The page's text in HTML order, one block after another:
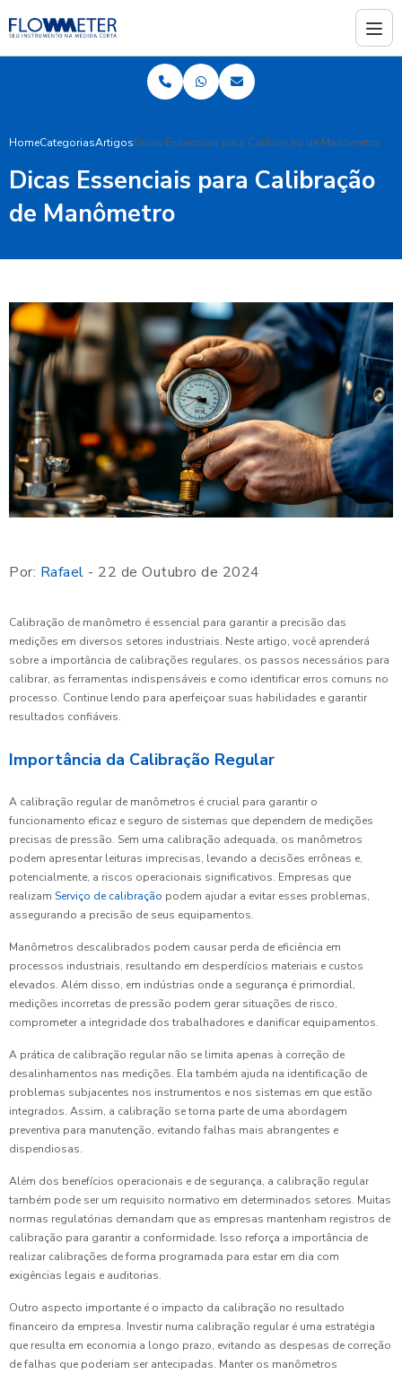
HomeCategoriasArtigosDicas Essenciais para Calibração de Manômetro
Dicas Essenciais para Calibração
de Manômetro
Por: Rafael - 22 de Outubro de 2024
Calibração de manômetro é essencial para garantir a precisão das
medições em diversos setores industriais. Neste artigo, você aprenderá
sobre a importância de calibrações regulares, os passos necessários para
calibrar, as ferramentas indispensáveis e como identificar erros comuns no
processo. Continue lendo para aperfeiçoar suas habilidades e garantir
resultados confiáveis.
Importância da Calibração Regular
A calibração regular de manômetros é crucial para garantir o
funcionamento eficaz e seguro de sistemas que dependem de medições
precisas de pressão. Sem uma calibração adequada, os manômetros
podem apresentar leituras imprecisas, levando a decisões errôneas e,
potencialmente, a riscos operacionais significativos. Empresas que
realizam Serviço de calibração podem ajudar a evitar esses problemas,
assegurando a precisão de seus equipamentos.
Manômetros descalibrados podem causar perda de eficiência em
processos industriais, resultando em desperdícios materiais e custos
elevados. Além disso, em indústrias onde a segurança é primordial,
medições incorretas de pressão podem gerar situações de risco,
comprometer a integridade dos trabalhadores e danificar equipamentos.
A prática de calibração regular não se limita apenas à correção de
desalinhamentos nas medições. Ela também ajuda na identificação de
problemas subjacentes nos instrumentos e nos sistemas em que estão
integrados. Assim, a calibração se torna parte de uma abordagem
preventiva para manutenção, evitando falhas mais abrangentes e
dispendiosas.
Além dos benefícios operacionais e de segurança, a calibração regular
também pode ser um requisito normativo em determinados setores. Muitas
normas regulatórias demandam que as empresas mantenham registros de
calibração para garantir a conformidade. Isso reforça a importância de
realizar calibrações de forma programada para estar em dia com
exigências legais e auditorias.
Outro aspecto importante é o impacto da calibração no resultado
financeiro da empresa. Investir numa calibração regular é uma estratégia
que resulta em economia a longo prazo, evitando as despesas de correção
de falhas que poderiam ser antecipadas. Manter os manômetros